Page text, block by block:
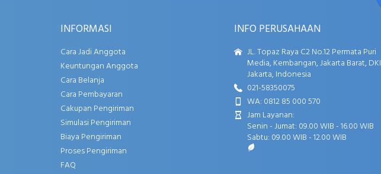
INFORMASI
Cara Jadi Anggota
Keuntungan Anggota
Cara Belanja
Cara Pembayaran
Cakupan Pengiriman
Simulasi Pengiriman
Biaya Pengiriman
Proses Pengiriman
FAQ
INFO PERUSAHAAN
JL. Topaz Raya C2 No.12 Permata Puri
Media, Kembangan, Jakarta Barat, DKI
Jakarta, Indonesia
021-58350075
WA: 0812 85 000 570
Jam Layanan:
Senin - Jumat: 09.00 WIB - 16.00 WIB
Sabtu: 09.00 WIB - 12.00 WIB